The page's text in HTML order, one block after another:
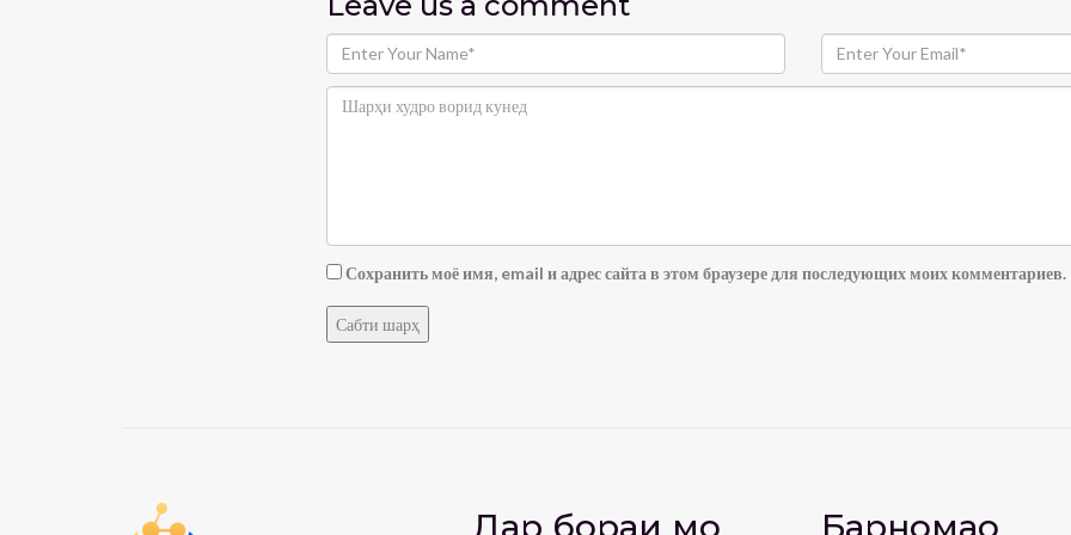
Сохранить моё имя, email и адрес сайта в этом браузере для последующих моих комментариев.
Дар бораи мо Барномаҳо